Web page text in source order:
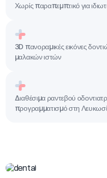
Χωρίς παραπεμπτικό για
3D πανοραμικές εικόνες
μαλακών ιστών
Διαθέσιμα ραντεβού
προγραμματισμό στη